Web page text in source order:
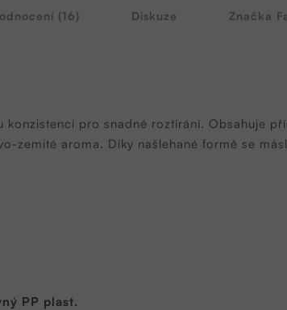
(16) Diskuze Značka
konzistencí pro snadné roztírání. Obsahuje
zemité aroma. Díky našlehané formě se
PP plast.